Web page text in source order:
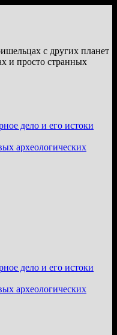
с других планет
и просто странных
дело и его истоки
археологических
дело и его истоки
археологических